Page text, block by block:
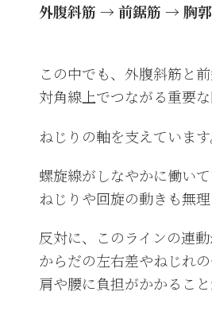
外腹斜筋 → 前鋸筋 → 胸
この中でも、外腹斜筋と前
対角線上でつながる重要
ねじりの軸を支えています
螺旋線がしなやかに働い
ねじりや回旋の動きも無理
反対に、このラインの連動
からだの左右差やねじれ
肩や腰に負担がかかること